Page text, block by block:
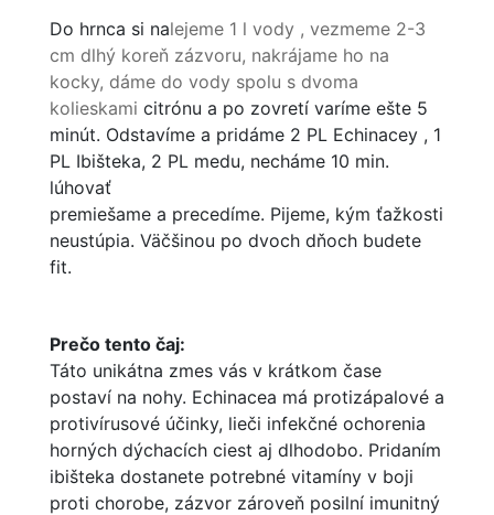
Do hrnca si nalejeme 1 l vody , vezmeme 2-3
cm dlhý koreň zázvoru, nakrájame ho na
kocky, dáme do vody spolu s dvoma
kolieskami citrónu a po zovretí varíme ešte 5
minút. Odstavíme a pridáme 2 PL Echinacey , 1
PL Ibišteka, 2 PL medu, necháme 10 min.
lúhovať
premiešame a precedíme. Pijeme, kým ťažkosti
neustúpia. Väčšinou po dvoch dňoch budete
fit.
Prečo tento čaj:
Táto unikátna zmes vás v krátkom čase
postaví na nohy. Echinacea má protizápalové a
protivírusové účinky, lieči infekčné ochorenia
horných dýchacích ciest aj dlhodobo. Pridaním
ibišteka dostanete potrebné vitamíny v boji
proti chorobe, zázvor zároveň posilní imunitný